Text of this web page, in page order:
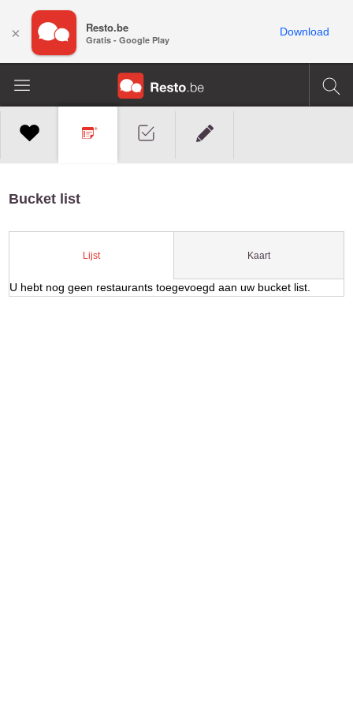
Bucket list
Lijst Kaart
U hebt nog geen restaurants toegevoegd aan uw bucket list.
× Resto.be
Gratis - Google Play
Download